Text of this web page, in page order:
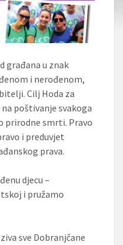
građana u znak
i nerođenom,
Cilj Hoda za
poštivanje svakoga
prirodne smrti. Pravo
i preduvjet
prava.
djecu –
i pružamo
sve Dobranjčane